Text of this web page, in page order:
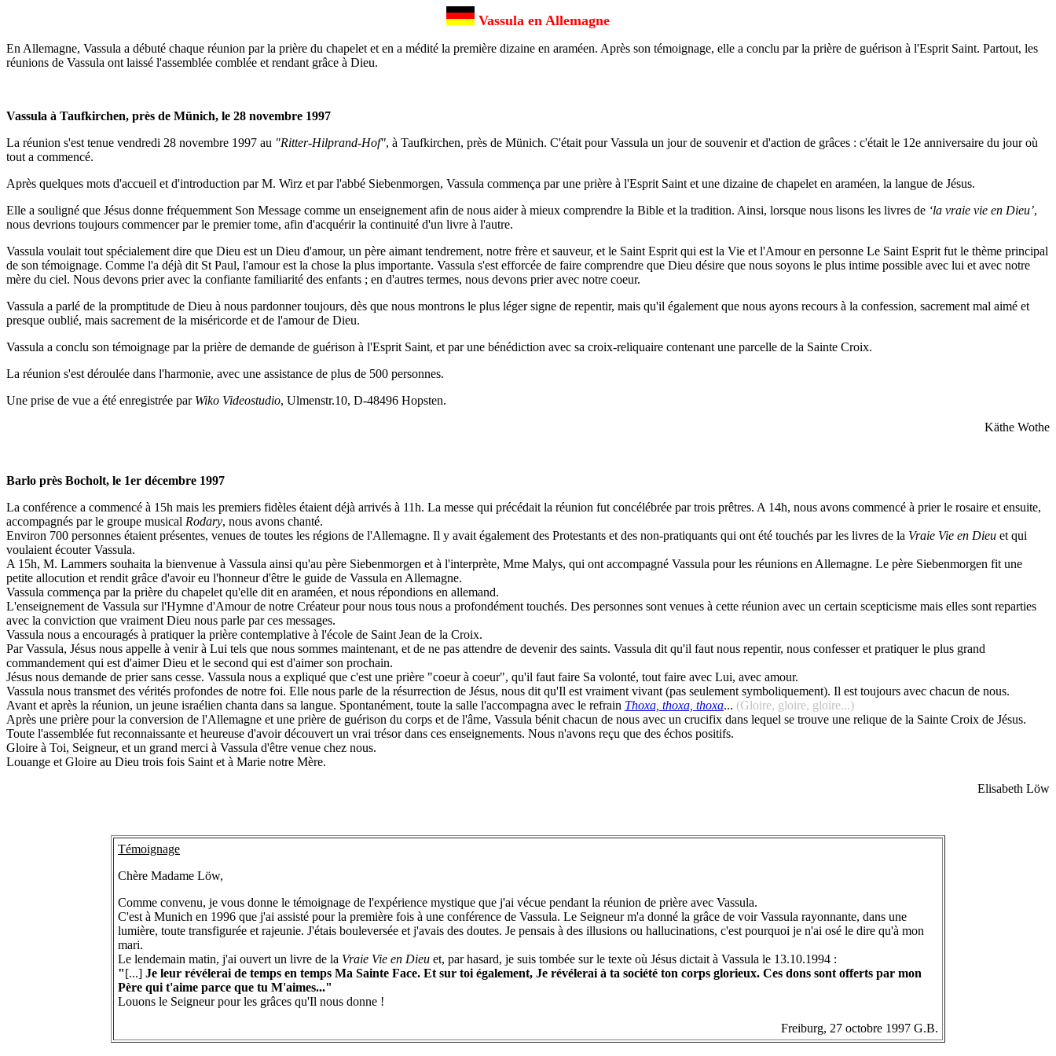
Vassula en Allemagne
En Allemagne, Vassula a débuté chaque réunion par la prière du chapelet et en a médité la première dizaine en araméen. Après son témoignage, elle a conclu par la prière de guérison à l'Esprit Saint. Partout, les
réunions de Vassula ont laissé l'assemblée comblée et rendant grâce à Dieu.
Vassula à Taufkirchen, près de Münich, le 28 novembre 1997
La réunion s'est tenue vendredi 28 novembre 1997 au "Ritter-Hilprand-Hof", à Taufkirchen, près de Münich. C'était pour Vassula un jour de souvenir et d'action de grâces : c'était le 12e anniversaire du jour où
tout a commencé.
Après quelques mots d'accueil et d'introduction par M. Wirz et par l'abbé Siebenmorgen, Vassula commença par une prière à l'Esprit Saint et une dizaine de chapelet en araméen, la langue de Jésus.
Elle a souligné que Jésus donne fréquemment Son Message comme un enseignement afin de nous aider à mieux comprendre la Bible et la tradition. Ainsi, lorsque nous lisons les livres de ‘la vraie vie en Dieu’,
nous devrions toujours commencer par le premier tome, afin d'acquérir la continuité d'un livre à l'autre.
Vassula voulait tout spécialement dire que Dieu est un Dieu d'amour, un père aimant tendrement, notre frère et sauveur, et le Saint Esprit qui est la Vie et l'Amour en personne Le Saint Esprit fut le thème principal
de son témoignage. Comme l'a déjà dit St Paul, l'amour est la chose la plus importante. Vassula s'est efforcée de faire comprendre que Dieu désire que nous soyons le plus intime possible avec lui et avec notre
mère du ciel. Nous devons prier avec la confiante familiarité des enfants ; en d'autres termes, nous devons prier avec notre coeur.
Vassula a parlé de la promptitude de Dieu à nous pardonner toujours, dès que nous montrons le plus léger signe de repentir, mais qu'il également que nous ayons recours à la confession, sacrement mal aimé et
presque oublié, mais sacrement de la miséricorde et de l'amour de Dieu.
Vassula a conclu son témoignage par la prière de demande de guérison à l'Esprit Saint, et par une bénédiction avec sa croix-reliquaire contenant une parcelle de la Sainte Croix.
La réunion s'est déroulée dans l'harmonie, avec une assistance de plus de 500 personnes.
Une prise de vue a été enregistrée par Wiko Videostudio, Ulmenstr.10, D-48496 Hopsten.
Käthe Wothe
Barlo près Bocholt, le 1er décembre 1997
La conférence a commencé à 15h mais les premiers fidèles étaient déjà arrivés à 11h. La messe qui précédait la réunion fut concélébrée par trois prêtres. A 14h, nous avons commencé à prier le rosaire et ensuite,
accompagnés par le groupe musical Rodary, nous avons chanté.
Environ 700 personnes étaient présentes, venues de toutes les régions de l'Allemagne. Il y avait également des Protestants et des non-pratiquants qui ont été touchés par les livres de la Vraie Vie en Dieu et qui
voulaient écouter Vassula.
A 15h, M. Lammers souhaita la bienvenue à Vassula ainsi qu'au père Siebenmorgen et à l'interprète, Mme Malys, qui ont accompagné Vassula pour les réunions en Allemagne. Le père Siebenmorgen fit une
petite allocution et rendit grâce d'avoir eu l'honneur d'être le guide de Vassula en Allemagne.
Vassula commença par la prière du chapelet qu'elle dit en araméen, et nous répondions en allemand.
L'enseignement de Vassula sur l'Hymne d'Amour de notre Créateur pour nous tous nous a profondément touchés. Des personnes sont venues à cette réunion avec un certain scepticisme mais elles sont reparties
avec la conviction que vraiment Dieu nous parle par ces messages.
Vassula nous a encouragés à pratiquer la prière contemplative à l'école de Saint Jean de la Croix.
Par Vassula, Jésus nous appelle à venir à Lui tels que nous sommes maintenant, et de ne pas attendre de devenir des saints. Vassula dit qu'il faut nous repentir, nous confesser et pratiquer le plus grand
commandement qui est d'aimer Dieu et le second qui est d'aimer son prochain.
Jésus nous demande de prier sans cesse. Vassula nous a expliqué que c'est une prière "coeur à coeur", qu'il faut faire Sa volonté, tout faire avec Lui, avec amour.
Vassula nous transmet des vérités profondes de notre foi. Elle nous parle de la résurrection de Jésus, nous dit qu'Il est vraiment vivant (pas seulement symboliquement). Il est toujours avec chacun de nous.
Avant et après la réunion, un jeune israélien chanta dans sa langue. Spontanément, toute la salle l'accompagna avec le refrain Thoxa, thoxa, thoxa... (Gloire, gloire, gloire...)
Après une prière pour la conversion de l'Allemagne et une prière de guérison du corps et de l'âme, Vassula bénit chacun de nous avec un crucifix dans lequel se trouve une relique de la Sainte Croix de Jésus.
Toute l'assemblée fut reconnaissante et heureuse d'avoir découvert un vrai trésor dans ces enseignements. Nous n'avons reçu que des échos positifs.
Gloire à Toi, Seigneur, et un grand merci à Vassula d'être venue chez nous.
Louange et Gloire au Dieu trois fois Saint et à Marie notre Mère.
Elisabeth Löw
Témoignage
Chère Madame Löw,
Comme convenu, je vous donne le témoignage de l'expérience mystique que j'ai vécue pendant la réunion de prière avec Vassula.
C'est à Munich en 1996 que j'ai assisté pour la première fois à une conférence de Vassula. Le Seigneur m'a donné la grâce de voir Vassula rayonnante, dans une
lumière, toute transfigurée et rajeunie. J'étais bouleversée et j'avais des doutes. Je pensais à des illusions ou hallucinations, c'est pourquoi je n'ai osé le dire qu'à mon
mari.
Le lendemain matin, j'ai ouvert un livre de la Vraie Vie en Dieu et, par hasard, je suis tombée sur le texte où Jésus dictait à Vassula le 13.10.1994 :
"[...] Je leur révélerai de temps en temps Ma Sainte Face. Et sur toi également, Je révélerai à ta société ton corps glorieux. Ces dons sont offerts par mon
Père qui t'aime parce que tu M'aimes..."
Louons le Seigneur pour les grâces qu'Il nous donne !
Freiburg, 27 octobre 1997 G.B.